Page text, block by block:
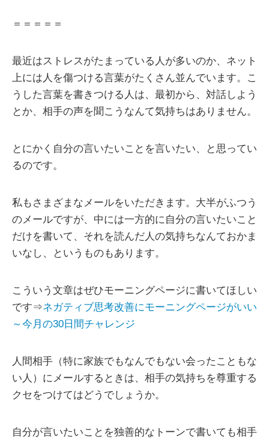
＝＝＝＝＝
最近はストレスがたまっている人が多いのか、ネット
上には人を傷つける言葉がたくさん並んでいます。こ
うした言葉を書きつける人は、最初から、対話しよう
とか、相手の声を聞こうなんて気持ちはありません。
とにかく自分の言いたいことを言いたい、と思ってい
るのです。
私もさまざまなメールをいただきます。大半がふつう
のメールですが、中には一方的に自分の言いたいこと
だけを書いて、それを読んだ人の気持ちなんておかま
いなし、というものもあります。
こういう文章はぜひモーニングページに書いてほしい
です⇒ネガティブ思考改善にモーニングページがいい
～今月の30日間チャレンジ
人間相手（特に家族でもなんでもない会ったこともな
い人）にメールするときは、相手の気持ちを尊重する
クセをつけてはどうでしょうか。
自分が言いたいことを独善的なトーンで書いても相手